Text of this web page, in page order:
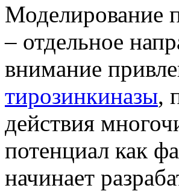
Моделирование
– отдельное
внимание
тирозинкиназы,
действия
потенциал как
начинает